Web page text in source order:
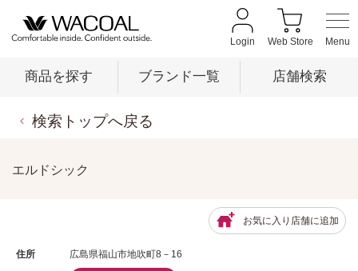
Login Web Store
商品を探す ブランド一覧 店舗検索
店舗検索
検索トップへ戻る
エルドシック
お気に入り店舗に追加
住所 広島県福山市地吹町8－16